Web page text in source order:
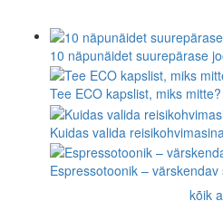
10 näpunäidet suurepärase
Tee ECO kapslist, miks mitte?
Kuidas valida
Espressotoonik – värskendav
kõik